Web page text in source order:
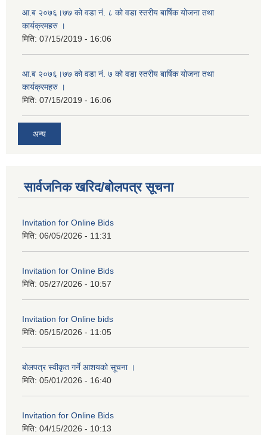
आ.ब २०७६।७७ को वडा नं. ८ को वडा स्तरीय बार्षिक योजना तथा
कार्यक्रमहरु ।
मिति: 07/15/2019 - 16:06
आ.ब २०७६।७७ को वडा नं. ७ को वडा स्तरीय बार्षिक योजना तथा
कार्यक्रमहरु ।
मिति: 07/15/2019 - 16:06
अन्य
सार्वजनिक खरिद/बोलपत्र सूचना
Invitation for Online Bids
मिति: 06/05/2026 - 11:31
Invitation for Online Bids
मिति: 05/27/2026 - 10:57
Invitation for Online bids
मिति: 05/15/2026 - 11:05
बोलपत्र स्वीकृत गर्ने आशयको सूचना ।
मिति: 05/01/2026 - 16:40
Invitation for Online Bids
मिति: 04/15/2026 - 10:13